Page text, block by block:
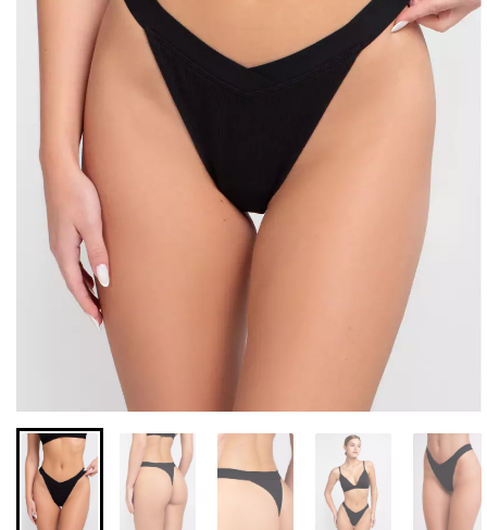
Бесшовные леггинсы из
микрофибры LEGGINGS
02 (черный) Giulia
631 грн.
789 грн.
Велосипедки с высокой
талией TRACKS 01
(черный) Giulia
439 грн.